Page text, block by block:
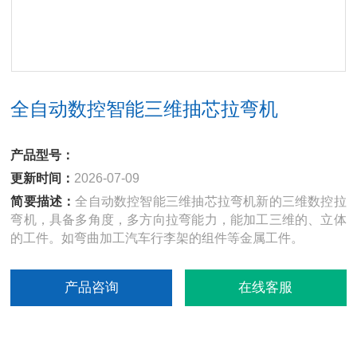
全自动数控智能三维抽芯拉弯机
产品型号：
更新时间： 2026-07-09
简要描述：全自动数控智能三维抽芯拉弯机新的三维数控拉
弯机，具备多角度，多方向拉弯能力，能加工三维的、立体
的工件。如弯曲加工汽车行李架的组件等金属工件。
产品咨询 在线客服